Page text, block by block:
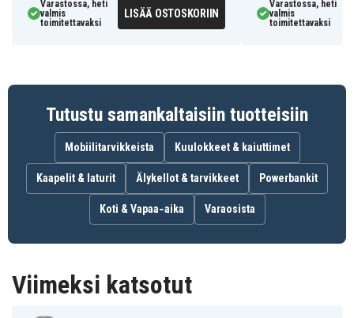
Materiaali Ruostumaton teräs
Varastossa, heti
valmis
toimitettavaksi
LISÄÄ OSTOSKORIIN
Varastossa, heti
valmis
toimitettavaksi
Tutustu samankaltaisiin tuotteisiin
Mobiilitarvikkeista Kuulokkeet & kaiuttimet
Kaapelit & laturit Älykellot & tarvikkeet Powerbankit
Koti & Vapaa‑aika Varaosista
Viimeksi katsotut